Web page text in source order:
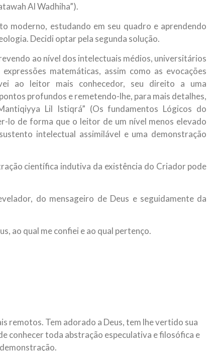
Al Wadhiha”).
moderno, estudando em seu quadro e aprendendo
Decidi optar pela segunda solução.
ao nível dos intelectuais médios, universitários
matemáticas, assim como as evocações
ao leitor mais conhecedor, seu direito a uma
profundos e remetendo-lhe, para mais detalhes,
Lil Istiqrá” (Os fundamentos Lógicos do
lo de forma que o leitor de um nível menos elevado
intelectual assimilável e uma demonstração
científica indutiva da existência do Criador pode
do mensageiro de Deus e seguidamente da
ao qual me confiei e ao qual pertenço.
remotos. Tem adorado a Deus, tem lhe vertido sua
conhecer toda abstração especulativa e filosófica e